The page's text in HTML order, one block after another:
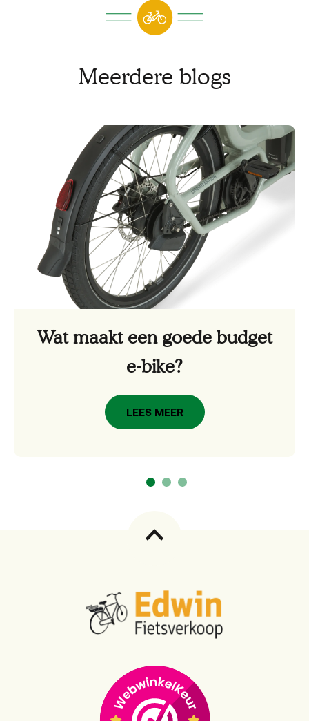
Meerdere blogs
Wat maakt een goede budget
e-bike?
LEES MEER